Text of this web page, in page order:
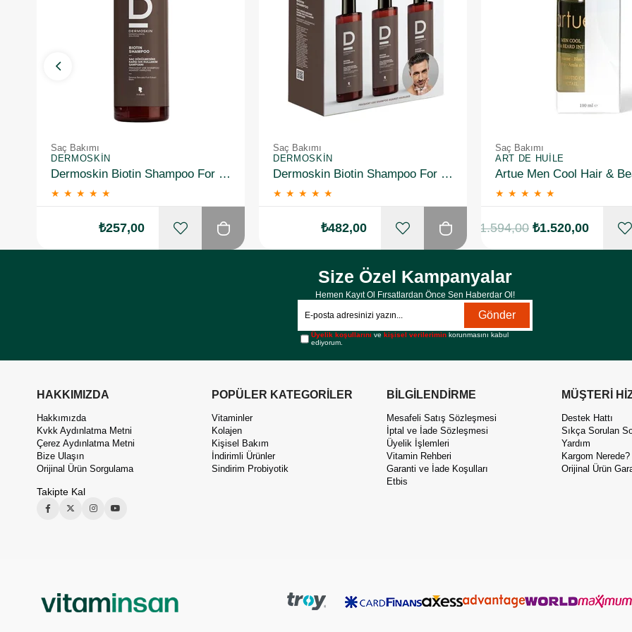
Saç Bakımı
DERMOSKIN
Dermoskin Biotin Shampoo For Men 200ml
★ ★ ★ ★ ★
₺257,00
Saç Bakımı
DERMOSKIN
Dermoskin Biotin Shampoo For Men 200ml 3 Al 2 Öde
★ ★ ★ ★ ★
₺482,00
Saç Bakımı
ART DE HUILE
★ ★ ★ ★ ★
₺1.520,00
₺1.594,00
Size Özel Kampanyalar
Hemen Kayıt Ol Fırsatlardan Önce Sen Haberdar Ol!
Gönder
Üyelik koşullarını vekişisel verilerimin korunmasını kabul
ediyorum.
HAKKIMIZDA
Hakkımızda
Kvkk Aydınlatma Metni
Çerez Aydınlatma Metni
Bize Ulaşın
Orijinal Ürün Sorgulama
Takipte Kal
POPÜLER KATEGORİLER
Vitaminler
Kolajen
Kişisel Bakım
İndirimli Ürünler
Sindirim Probiyotik
BİLGİLENDİRME
Mesafeli Satış Sözleşmesi
İptal ve İade Sözleşmesi
Üyelik İşlemleri
Vitamin Rehberi
Garanti ve İade Koşulları
Etbis
MÜŞTERİ
Destek Hattı
Sıkça Sorulan
Yardım
Kargom Nerede?
Orijinal Ürün